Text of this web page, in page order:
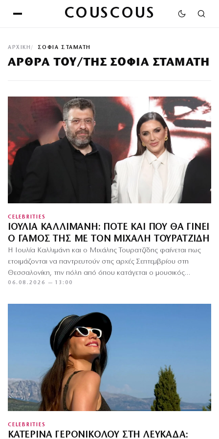
COUSCOUS
ΑΡΧΙΚΉ ΣΟΦΊΑ ΣΤΑΜΆΤΗ
ΆΡΘΡΑ ΤΟΥ/ΤΗΣ ΣΟΦΊΑ ΣΤΑΜΆΤΗ
CELEBRITIES
ΙΟΥΛΊΑ ΚΑΛΛΙΜΆΝΗ: ΠΌΤΕ ΚΑΙ ΠΟΎ ΘΑ ΓΊΝΕΙ
Ο ΓΆΜΟΣ ΤΗΣ ΜΕ ΤΟΝ ΜΙΧΆΛΗ ΤΟΥΡΑΤΖΊΔΗ
Η Ιουλία Καλλιμάνη και ο Μιχάλης Τουρατζίδης φαίνεται πως
ετοιμάζονται να παντρευτούν στις αρχές Σεπτεμβρίου στη
Θεσσαλονίκη, την πόλη από όπου κατάγεται ο μουσικός
παραγωγός και…
06.08.2026 — 13:00
CELEBRITIES
ΚΑΤΕΡΊΝΑ ΓΕΡΟΝΙΚΟΛΟΎ ΣΤΗ ΛΕΥΚΆΔΑ: